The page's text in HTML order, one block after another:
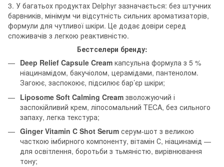
3. У багатьох продуктах Delphyr зазначається: без штучних
барвників, мінімум чи відсутність сильних ароматизаторів,
формули для чутливої шкіри. Це додає довіри серед
споживачів з легкою реактивністю.
Бестселери бренду:
Deep Relief Capsule Cream капсульна формула з 5 %
ніацинамідом, бакучіолом, церамідами, пантенолом.
Загоює, заспокоює, підсилює бар’єр шкіри;
Liposome Soft Calming Cream зволожуючий і
заспокійливий крем, ліпосомальний TECA, без сильного
запаху, легка текстура;
Ginger Vitamin C Shot Serum серум-шот з великою
часткою імбирного компоненту, вітамін С, ніацинамід —
для освітлення, боротьби з тьмяністю, вирівнювання
тону;